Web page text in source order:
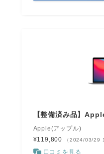
【整備済み品】
Apple(アップル)
¥119,800
（2024/03/29
口コミを見る